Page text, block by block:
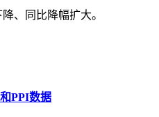
、同比降幅扩大。
PPI数据